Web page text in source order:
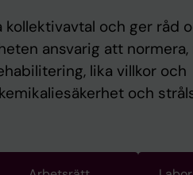
kollektivavtal och ger råd
ansvarig att
lika villkor och
och